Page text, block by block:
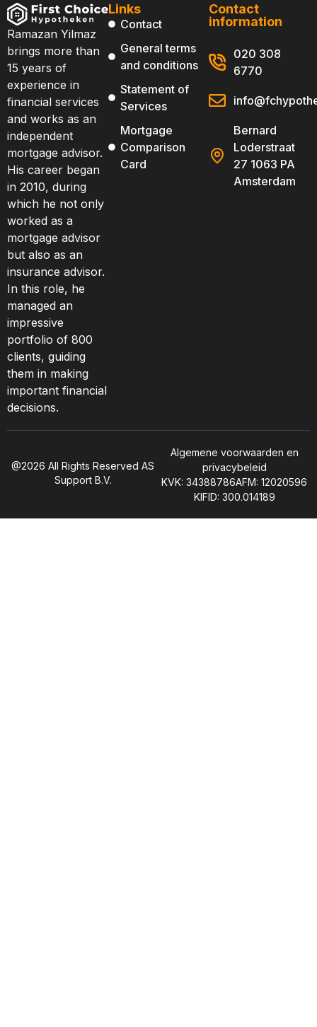
Ramazan Yilmaz
brings more than
15 years of
experience in
financial services
and works as an
independent
mortgage advisor.
His career began
in 2010, during
which he not only
worked as a
mortgage advisor
but also as an
insurance advisor.
In this role, he
managed an
impressive
portfolio of 800
clients, guiding
them in making
important financial
decisions.
Links
Contact
General terms
and conditions
Statement of
Services
Mortgage
Comparison
Card
Contact
information
020 308
6770
Bernard
Loderstraat
27 1063 PA
Amsterdam
@2026 All Rights Reserved AS
Support B.V.
Algemene voorwaarden en
privacybeleid
KVK: 34388786AFM: 12020596
KIFID: 300.014189